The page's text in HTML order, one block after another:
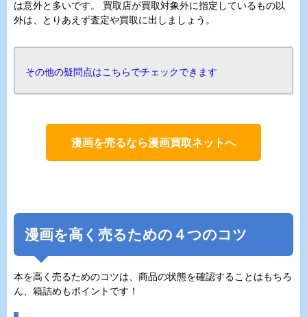
は意外と多いです。 買取店が買取対象外に指定しているもの以
外は、とりあえず査定や買取に出しましょう。
その他の疑問点はこちらでチェックできます
漫画を売るなら漫画買取ネットへ
漫画を高く売るための４つのコツ
本を高く売るためのコツは、商品の状態を確認することはもちろ
ん、箱詰めもポイントです！